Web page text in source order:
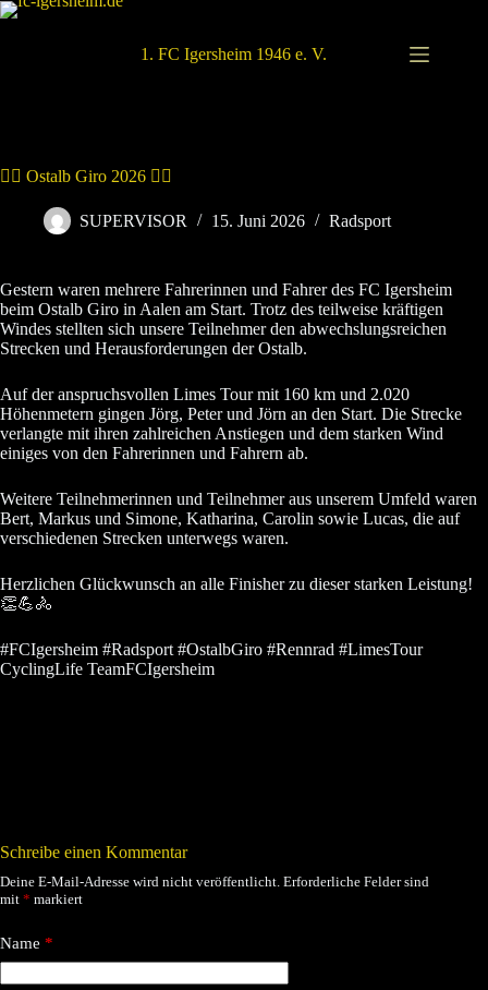
Zum
1. FC Igersheim 1946 e. V.
🚴‍♂️ Ostalb Giro 2026 🚴‍♀️
SUPERVISOR 15. Juni 2026 Radsport
Gestern waren mehrere Fahrerinnen und Fahrer des FC Igersheim
beim Ostalb Giro in Aalen am Start. Trotz des teilweise kräftigen
Windes stellten sich unsere Teilnehmer den abwechslungsreichen
Strecken und Herausforderungen der Ostalb.
Auf der anspruchsvollen Limes Tour mit 160 km und 2.020
Höhenmetern gingen Jörg, Peter und Jörn an den Start. Die Strecke
verlangte mit ihren zahlreichen Anstiegen und dem starken Wind
einiges von den Fahrerinnen und Fahrern ab.
Weitere Teilnehmerinnen und Teilnehmer aus unserem Umfeld waren
Bert, Markus und Simone, Katharina, Carolin sowie Lucas, die auf
verschiedenen Strecken unterwegs waren.
Herzlichen Glückwunsch an alle Finisher zu dieser starken Leistung!
👏💪🚴
#FCIgersheim #Radsport #OstalbGiro #Rennrad #LimesTour
CyclingLife TeamFCIgersheim
Schreibe einen Kommentar
Deine E-Mail-Adresse wird nicht veröffentlicht. Erforderliche Felder sind
mit * markiert
Name *